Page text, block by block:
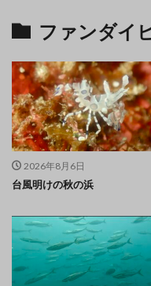
ファンダイ
2026年8月6日
台風明けの秋の浜